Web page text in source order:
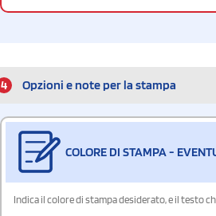
4 Opzioni e note per la stampa
COLORE DI STAMPA -
Indica il colore di stampa desiderato, e il testo